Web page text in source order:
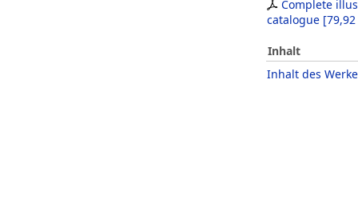
Complete
catalogue [
Inhalt
Inhalt des